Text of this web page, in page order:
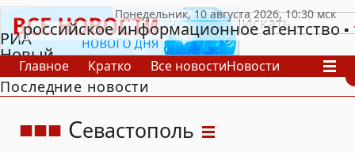
РИА
Новый
День
российское информационное агентство
Главное Кратко Все новостиНовости
В России
В мире
Последние новости
Севастополь